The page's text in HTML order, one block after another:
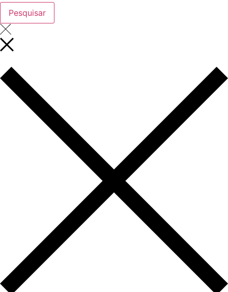
Pesquisar